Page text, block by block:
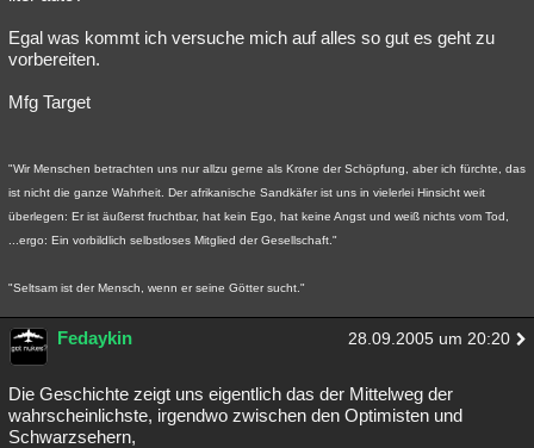
Egal was kommt ich versuche mich auf alles so gut es geht zu
vorbereiten.
Mfg Target
"Wir Menschen betrachten uns nur allzu gerne als Krone der Schöpfung, aber ich fürchte, das
ist nicht die ganze Wahrheit. Der afrikanische Sandkäfer ist uns in vielerlei Hinsicht weit
überlegen: Er ist äußerst fruchtbar, hat kein Ego, hat keine Angst und weiß nichts vom Tod,
...ergo: Ein vorbildlich selbstloses Mitglied der Gesellschaft."
"Seltsam ist der Mensch, wenn er seine Götter sucht."
Fedaykin 28.09.2005 um 20:20
Die Geschichte zeigt uns eigentlich das der Mittelweg der
wahrscheinlichste, irgendwo zwischen den Optimisten und
Schwarzsehern,